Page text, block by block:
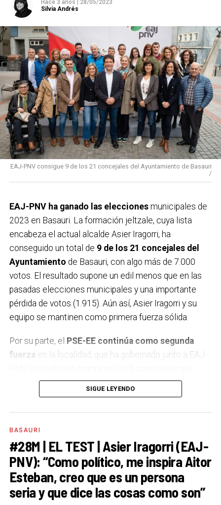
Hace 3 años
28/05/2023
Silvia Andrés
EAJ-PNV consigue 9 de los 21 concejales del Ayuntamiento de Basauri
/
EAJ-PNV ha ganado las eleccionesmunicipales de
2023 en Basauri. La formación jeltzale, cuya lista
encabeza el actual alcalde Asier Iragorri, ha
conseguido un total de 9 de los 21 concejales del
Ayuntamiento de Basauri, con algo más de 7.000
votos. El resultado supone un edil menos que en las
pasadas elecciones municipales y una importante
pérdida de votos (1.915). Aún así, Asier Iragorri y su
equipo se mantinen como primera fuerza sólida.
Por su parte, el PSE-EE continúa como segunda
fuerza en la localidad, que ha gobernado junto a EAJ-
alcanzó en los comicios de 2019, pero ha perdido 675
votos. En tercer lugar se sitúa
mejores resultados:
cuatro. Además, ha conseguido 853 votos más y se
ha quedado a escasos cien votos de conseguir el
quinto concejal.
Por su parte,Elkarrekin Podemos consigue 2
SIGUE LEYENDO
BASAURI
#28M | EL TEST | Asier Iragorri (EAJ-
PNV): “Como político, me inspira Aitor
Esteban, creo que es un persona
seria y que dice las cosas como son”